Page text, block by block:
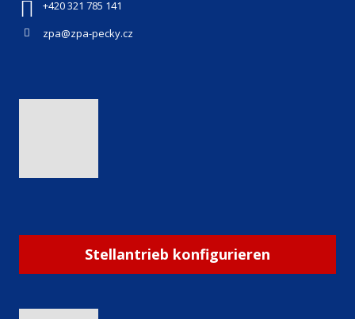
+420 321 785 141
zpa@zpa-pecky.cz
Stellantrieb konfigurieren